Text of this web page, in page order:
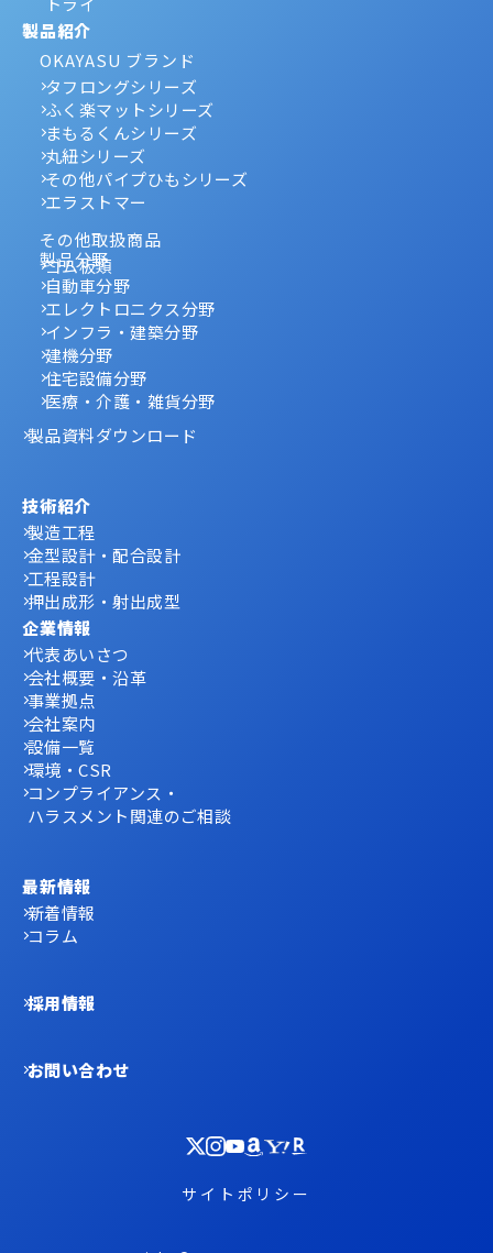
製品紹介
OKAYASU ブランド
タフロングシリーズ
ふく楽マットシリーズ
まもるくんシリーズ
丸紐シリーズ
その他パイプひもシリーズ
エラストマー
その他取扱商品
ゴム板類
製品分野
自動車分野
エレクトロニクス分野
インフラ・建築分野
建機分野
住宅設備分野
医療・介護・雑貨分野
製品資料ダウンロード
技術紹介
製造工程
金型設計・配合設計
工程設計
押出成形・射出成型
企業情報
代表あいさつ
会社概要・沿革
事業拠点
会社案内
設備一覧
環境・CSR
コンプライアンス・
ハラスメント関連のご相談
最新情報
新着情報
コラム
採用情報
お問い合わせ
サイトポリシー